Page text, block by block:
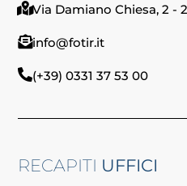
Via Damiano Chiesa, 2 -
info@fotir.it
(+39) 0331 37 53 00
RECAPITI UFFICI